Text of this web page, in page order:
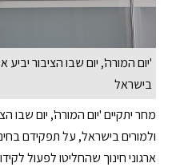
'יום המורה', יום שבו הציבור יביע
בישראל
מחר יתקיים 'יום המורה', יום שבו
ולמורים בישראל, על תפקידם
ארגוני חינוך שהחליטו לפעול